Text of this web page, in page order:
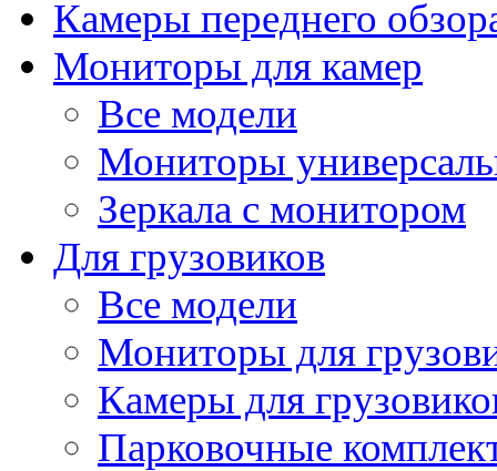
Камеры переднего
Мониторы для камер
Все модели
Мониторы
Зеркала с монитором
Для грузовиков
Все модели
Мониторы для
Камеры для
Парковочные